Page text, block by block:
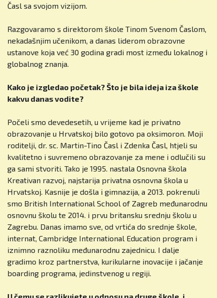
Časl sa svojom vizijom.
Razgovaramo s direktorom škole Tinom Svenom Časlom,
nekadašnjim učenikom, a danas liderom obrazovne
ustanove koja već 30 godina gradi most između lokalnog i
globalnog znanja.
Kako je izgledao početak? Što je bila ideja iza škole
kakvu danas vodite?
Počeli smo devedesetih, u vrijeme kad je privatno
obrazovanje u Hrvatskoj bilo gotovo pa oksimoron. Moji
roditelji, dr. sc. Martin-Tino Časl i Zdenka Časl, htjeli su
kvalitetno i suvremeno obrazovanje za mene i odlučili su
ga sami stvoriti. Tako je 1995. nastala Osnovna škola
Kreativan razvoj, najstarija privatna osnovna škola u
Hrvatskoj. Kasnije je došla i gimnazija, a 2013. pokrenuli
smo British International School of Zagreb međunarodnu
osnovnu školu te 2014. i prvu britansku srednju školu u
Zagrebu. Danas imamo sve, od vrtića do srednje škole,
internat, Cambridge International Education program i
iznimno raznoliku međunarodnu zajednicu. I dalje
gradimo kroz partnerstva, kurikularne inovacije i jačanje
boarding programa, jedinstvenog u regiji.